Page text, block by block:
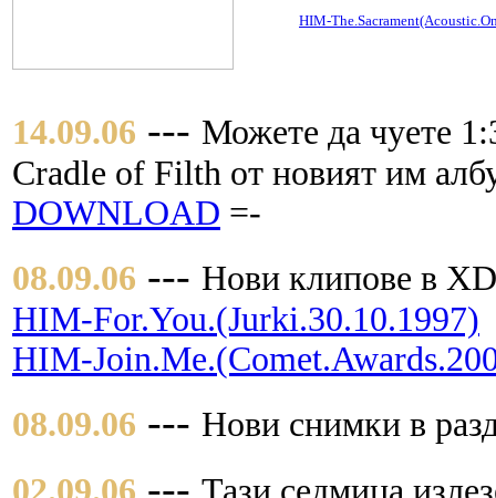
HIM-
14.09.06 --- Можете да чуете
Cradle of Filth от новият им
DOWNLOAD =-
08.09.06 --- Нови клипове в
HIM-For.You.(Jurki.30.10.1997)
HIM-
08.09.06 --- Нови снимки в
---